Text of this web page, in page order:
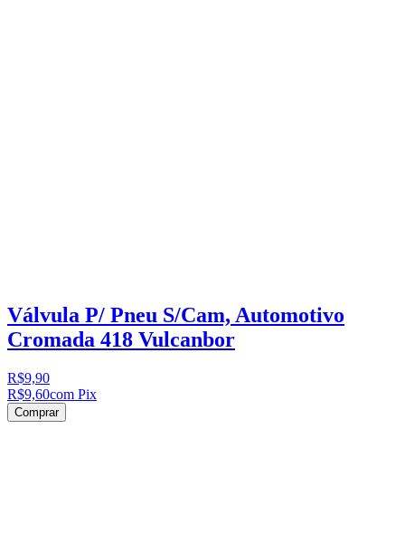
Válvula P/ Pneu S/Cam, Automotivo
Cromada 418 Vulcanbor
R$9,90
R$9,60com Pix
Comprar